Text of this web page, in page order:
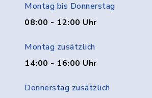
Montag bis Donnerstag
08:00 - 12:00 Uhr
Montag zusätzlich
14:00 - 16:00 Uhr
Donnerstag zusätzlich